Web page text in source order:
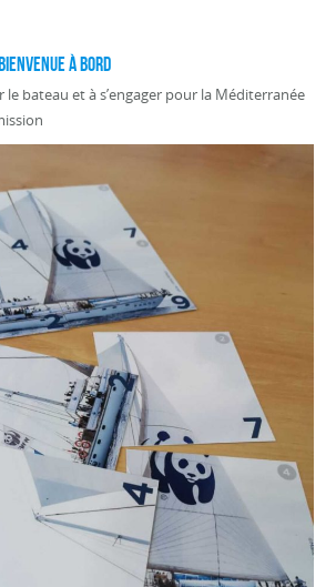
Bienvenue à bord
bateau et à s’engager pour la Méditerranée